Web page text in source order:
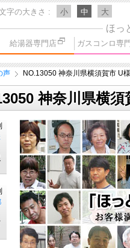
字の大きさ 小 中 大
ほっ
給湯器専門店 ガスコンロ専
声 NO.13050 神奈川県横須賀市 U様
神奈川県横須